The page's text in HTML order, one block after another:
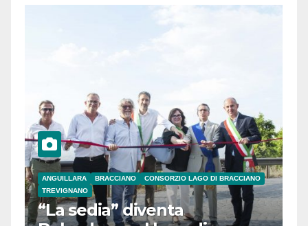
ANGUILLARA BRACCIANO
CONSORZIO LAGO DI BRACCIANO
TREVIGNANO
“La sedia” diventa